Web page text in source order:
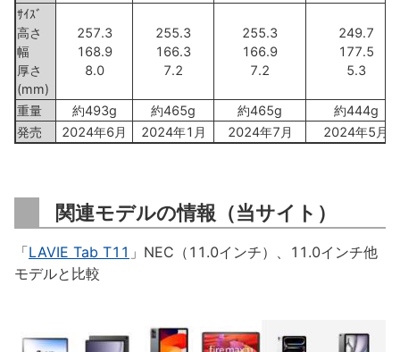
ｻｲｽﾞ
高さ
幅
厚さ
(mm)
257.3
168.9
8.0
255.3
166.3
7.2
255.3
166.9
7.2
249.7
177.5
5.3
重量 約493g 約465g 約465g
約444g
発売
2024年6月 2024年1月 2024年7月 2024年5月
関連モデルの情報（当サイト）
「LAVIE Tab T11 」NEC（11.0インチ）、11.0インチ他
モデルと比較